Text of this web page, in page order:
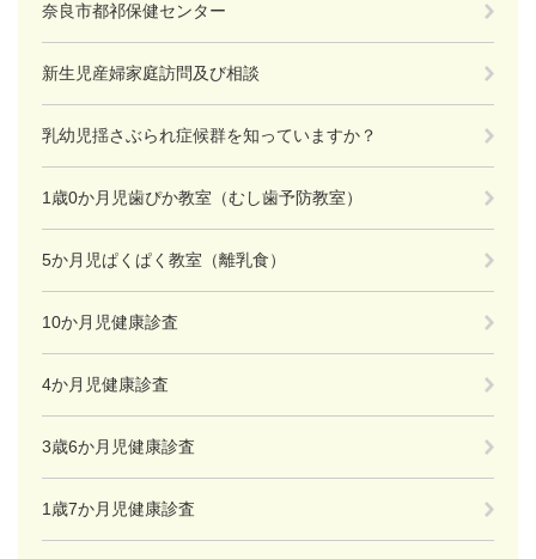
奈良市都祁保健センター
新生児産婦家庭訪問及び相談
乳幼児揺さぶられ症候群を知っていますか？
1歳0か月児歯ぴか教室（むし歯予防教室）
5か月児ぱくぱく教室（離乳食）
10か月児健康診査
4か月児健康診査
3歳6か月児健康診査
1歳7か月児健康診査